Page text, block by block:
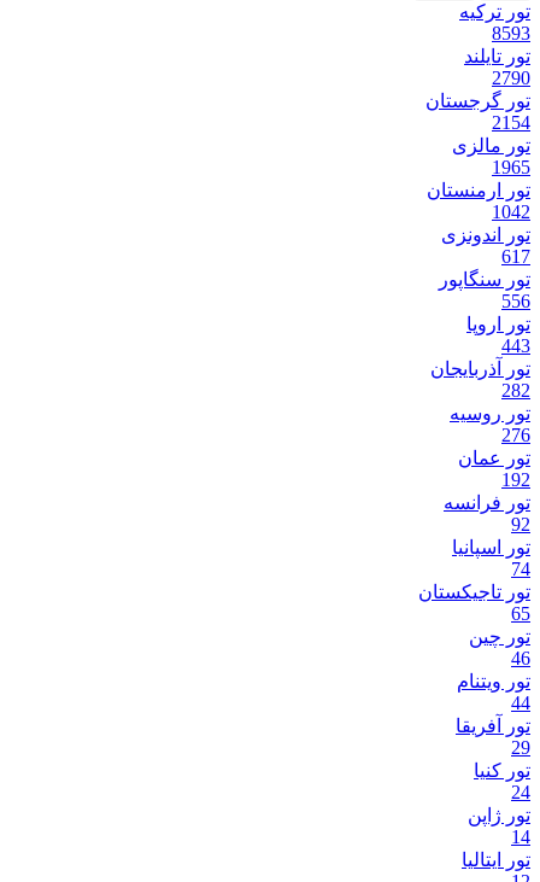
تور ترکیه
8593
تور تایلند
2790
تور گرجستان
2154
تور مالزی
1965
تور ارمنستان
1042
تور اندونزی
617
تور سنگاپور
556
تور اروپا
443
تور آذربایجان
282
تور روسیه
276
تور عمان
192
تور فرانسه
92
تور اسپانیا
74
تور تاجیکستان
65
تور چین
46
تور ویتنام
44
تور آفریقا
29
تور کنیا
24
تور ژاپن
14
تور ایتالیا